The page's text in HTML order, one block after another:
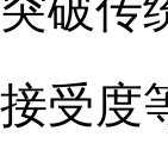
接受度